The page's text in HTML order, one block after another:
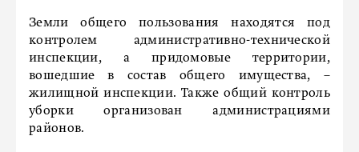
Земли общего пользования находятся под
контролем административно-технической
инспекции, а придомовые территории,
вошедшие в состав общего имущества, –
жилищной инспекции. Также общий контроль
уборки организован администрациями
районов.